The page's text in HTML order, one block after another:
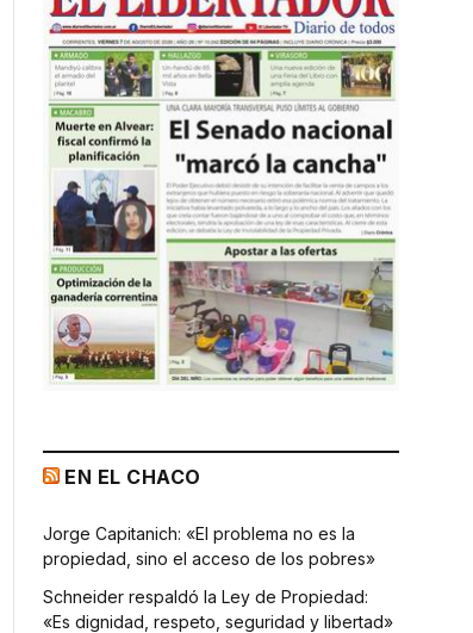
EN EL CHACO
Jorge Capitanich: «El problema no es la
propiedad, sino el acceso de los pobres»
Schneider respaldó la Ley de Propiedad:
«Es dignidad, respeto, seguridad y libertad»